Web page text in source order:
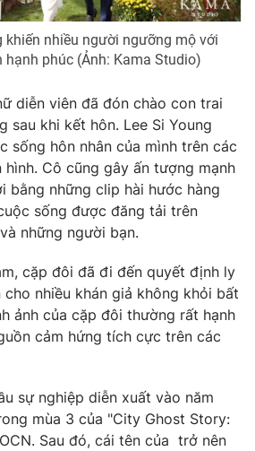
English
VTV
in và báo điện tử số 483/GP-BTTTT
Thủy
Thị Mỹ Hạnh, Phạm Quốc Thắng,
931 - 024.38 355 932
024.66 897 897
khiến nhiều người ngưỡng mộ với
hạnh phúc (Ảnh: Kama Studio)
diễn viên đã đón chào con trai
sau khi kết hôn. Lee Si Young
sống hôn nhân của mình trên các
Cô cũng gây ấn tượng mạnh
bằng những clip hài hước hàng
sống được đăng tải trên
những người bạn.
cặp đôi đã đi đến quyết định ly
cho nhiều khán giả không khỏi bất
ảnh của cặp đôi thường rất hạnh
cảm hứng tích cực trên các
sự nghiệp diễn xuất vào năm
mùa 3 của "City Ghost Story:
Sau đó, cái tên của trở nên